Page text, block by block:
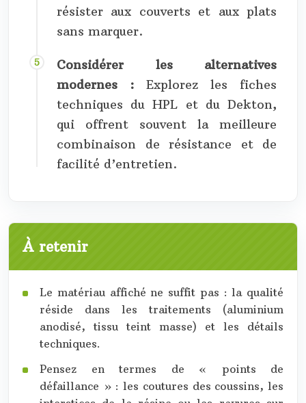
résister aux couverts et aux plats
sans marquer.
Considérer les alternatives
modernes : Explorez les fiches
techniques du HPL et du Dekton,
qui offrent souvent la meilleure
combinaison de résistance et de
facilité d’entretien.
À retenir
Le matériau affiché ne suffit pas : la qualité
réside dans les traitements (aluminium
anodisé, tissu teint masse) et les détails
techniques.
Pensez en termes de « points de
défaillance » : les coutures des coussins, les